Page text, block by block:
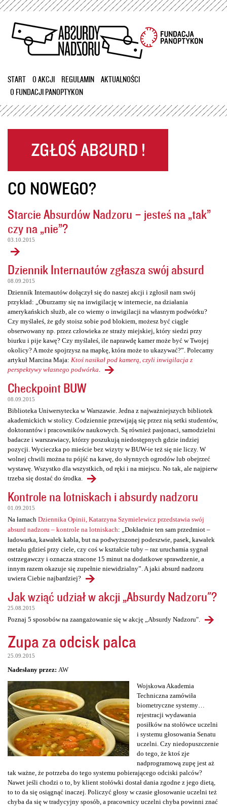
Przejdź
treści
START O AKCJI REGULAMIN
AKTUALNOŚCI
O FUNDACJI PANOPTYKON
CO NOWEGO?
Starcie Absurdów Nadzoru – jesteś na „tak”
czy na „nie”?
03.10.2015
Dziennik Internautów zgłasza swój absurd
08.09.2015
Dziennik Internautów dołączył się do naszej akcji i zgłosił nam swój
przykład: „Oburzamy się na inwigilację w internecie, na działania
amerykańskich służb, ale co wiemy o inwigilacji na własnym podwórku?
Czy myślałeś, że gdy stoisz sobie pod blokiem, możesz być ciągle
obserwowany np. przez człowieka ze straży miejskiej, który siedzi przy
biurku i pije kawę? Czy myślałeś, ile naprawdę kamer może być w Twojej
okolicy? A może spojrzysz na mapkę, która może to ukazywać?”. Polecamy
artykuł Marcina Maja: Ktoś nasikał pod kamerą, czyli inwigilacja z
perspektywy własnego podwórka
Checkpoint BUW
08.09.2015
Biblioteka Uniwersytecka w Warszawie. Jedna z najważniejszych bibliotek
akademickich w stolicy. Codziennie przewijają się przez nią setki studentów,
doktorantów i pracowników naukowych. Są również pasjonaci, samodzielni
badacze i warszawiacy, którzy poszukują niedostępnych gdzie indziej
pozycji. Wycieczka po mieście bez wizyty w BUW-ie też się nie liczy. W
wolnej chwili można tu pójść na kawę, do słynnych ogrodów lub obejrzeć
wystawę. Wszystko dla wszystkich, od ręki i na miejscu. No tak, ale najpierw
trzeba się dostać do środka.
Kontrole na lotniskach i absurdy nadzoru
01.09.2015
Na łamach Dziennika Opinii, Katarzyna Szymielewicz przedstawia swój
absurd nadzoru – kontrole na lotniskach: „Dokładnie ten sam przedmiot –
ładowarka, kawałek kabla, but na podwyższonej podeszwie, pasek, kawałek
metalu gdzieś przy ciele, czy coś w kształcie tuby – raz uruchamia sygnał
ostrzegawczy i oznacza stracone 15 minut na dodatkowe sprawdzenie, a
innym razem okazuje się zupełnie niewidzialny”. A jaki absurd nadzoru
uwiera Ciebie najbardziej?
Jak wziąć udział w akcji „Absurdy Nadzoru"?
25.08.2015
Poznaj 5 sposobów na zaangażowanie się w akcję „Absurdy Nadzoru".
Zupa za odcisk palca
25.09.2015
Nadesłany przez: AW
Wojskowa Akademia
Techniczna zamówiła
biometryczne systemy…
rejestracji wydawania
posiłków na stołówce uczelni
i systemu głosowania Senatu
uczelni. Czy niedopuszczenie
do tego, że ktoś zje
nadprogramową zupę jest aż
tak ważne, że potrzeba do tego systemu pobierającego odciski palców?
Nawet jeśli chodzi o to, by klient stołówki dostał dania zgodne z jego dietą,
to to da się osiągnąć inaczej. Policzyć głosy w czasie głosowanie uczelni też
chyba da się w tradycyjny sposób, a pracownicy uczelni chyba powinni znać